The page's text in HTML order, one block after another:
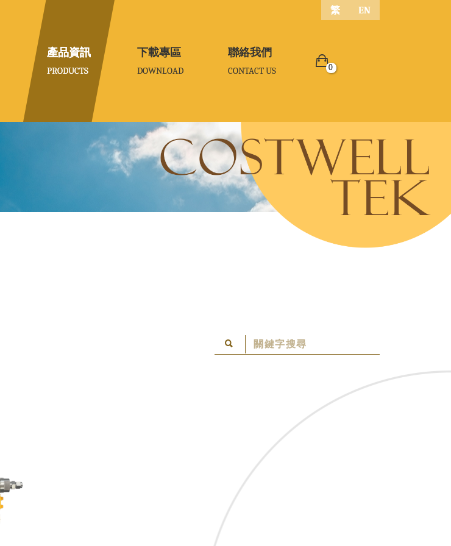
繁 EN
產品資訊
PRODUCTS
產品資訊
PRODUCTS
下載專區
DOWNLOAD
下載專區
DOWNLOAD
聯絡我們
CONTACT US
聯絡我們
CONTACT US 0